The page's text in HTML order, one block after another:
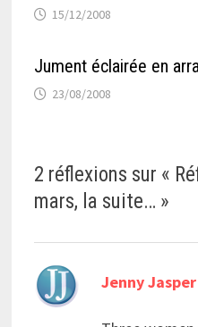
15/12/2008
Jument éclairée en
23/08/2008
2 réflexions sur «
mars, la suite… »
Jenny Jasper